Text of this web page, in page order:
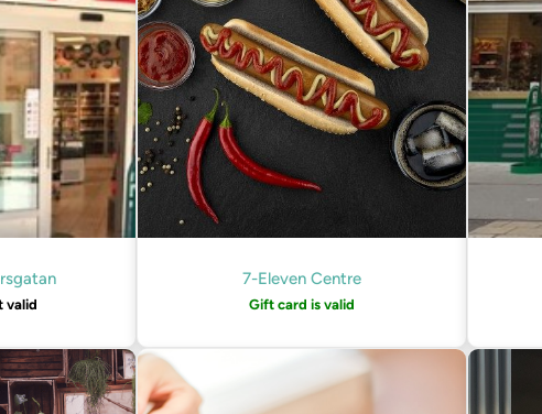
valid
7-Eleven Centre
Gift card is valid